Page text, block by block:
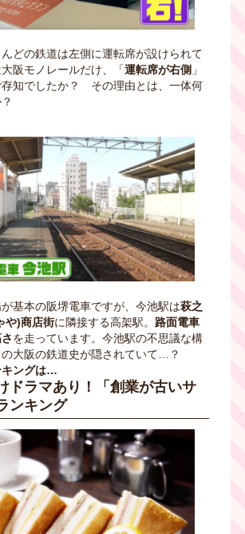
どの鉄道は左側に運転席が設けられて
阪モノレールだけ、「運転席が右側 」
存知でしたか？ その理由とは、一体何
基本の阪堺電車ですが、今池駅は萩之
や)商店街に隣接する高架駅。 路面電車
を走っています。今池駅の不思議な構
大阪の鉄道史が隠されていて…？
キングは…
ドラマあり！「創業が古いサ
ンキング